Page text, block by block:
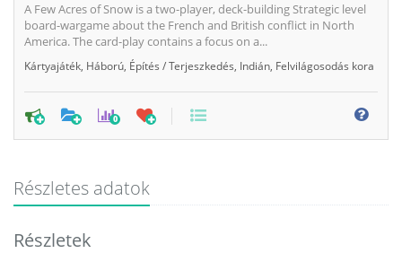
A Few Acres of Snow is a two-player, deck-building Strategic level
board-wargame about the French and British conflict in North
America. The card-play contains a focus on a...
Kártyajáték Háború Építés / Terjeszkedés Indián Felvilágosodás kora
0
Részletes adatok
Részletek